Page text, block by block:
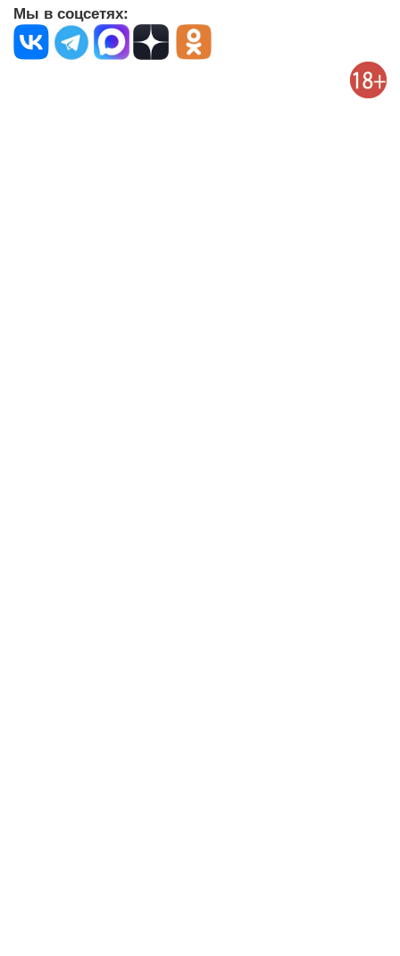
Мы в соцсетях: